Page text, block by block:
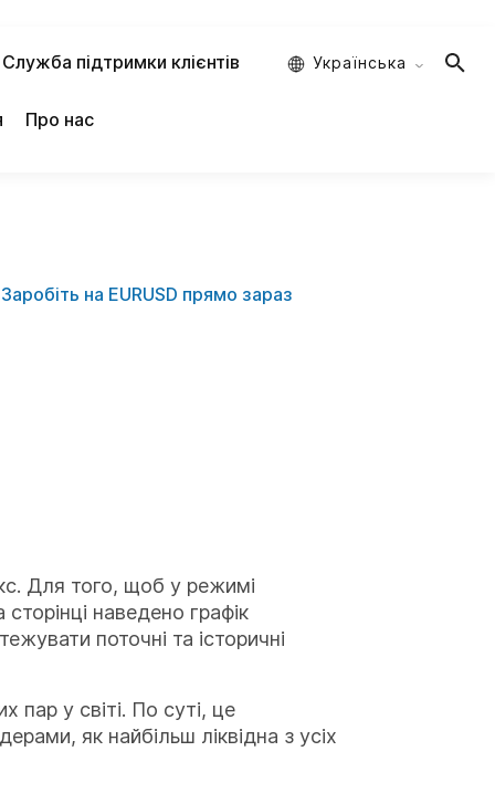
Служба підтримки клієнтів Украïнська
Про нас
Заробіть на EURUSD прямо зараз
Для того, щоб у режимі
наведено графік
поточні та історичні
пар у світі. По суті, це
як найбільш ліквідна з усіх